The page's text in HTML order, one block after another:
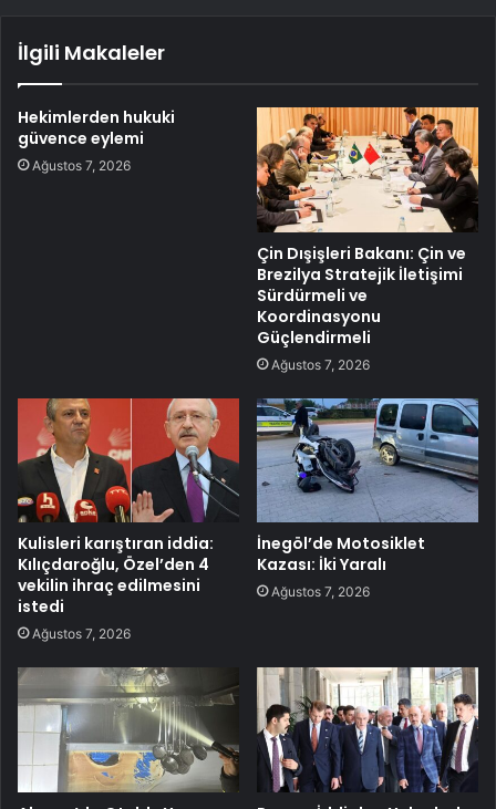
İlgili Makaleler
Hekimlerden hukuki
güvence eylemi
Ağustos 7, 2026
Çin Dışişleri Bakanı: Çin ve
Brezilya Stratejik İletişimi
Sürdürmeli ve
Koordinasyonu
Güçlendirmeli
Ağustos 7, 2026
Kulisleri karıştıran iddia:
Kılıçdaroğlu, Özel’den 4
vekilin ihraç edilmesini
istedi
Ağustos 7, 2026
İnegöl’de Motosiklet
Kazası: İki Yaralı
Ağustos 7, 2026